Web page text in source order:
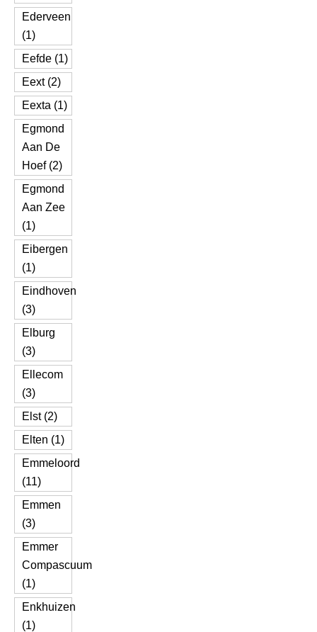
Ederveen
(1)
Eefde (1)
Eext (2)
Eexta (1)
Egmond
Aan De
Hoef (2)
Egmond
Aan Zee
(1)
Eibergen
(1)
Eindhoven
(3)
Elburg
(3)
Ellecom
(3)
Elst (2)
Elten (1)
Emmeloord
(11)
Emmen
(3)
Emmer
Compascuum
(1)
Enkhuizen
(1)